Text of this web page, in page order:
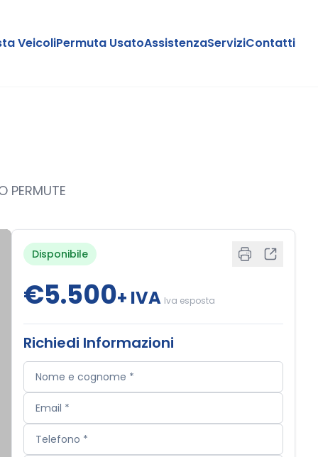
VeicoliPermuta UsatoAssistenzaServiziContatti
PERMUTE
Disponibile
€5.500+ IVA Iva esposta
Richiedi Informazioni